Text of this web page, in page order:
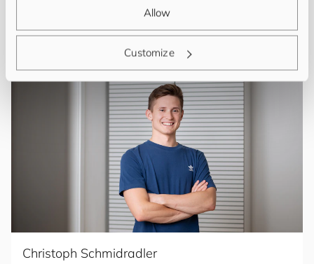
Allow
Customize
Arbeitet als Grafikdesignerin und Illustratorin.
Christoph Schmidradler